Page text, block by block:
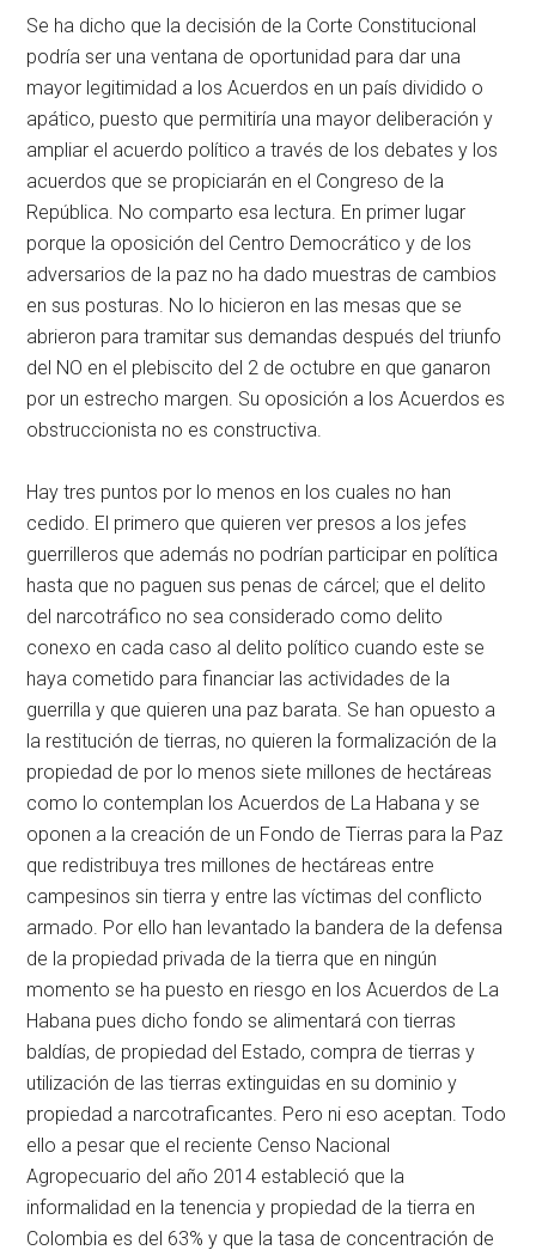
Se ha dicho que la decisión de la Corte Constitucional
podría ser una ventana de oportunidad para dar una
mayor legitimidad a los Acuerdos en un país dividido o
apático, puesto que permitiría una mayor deliberación y
ampliar el acuerdo político a través de los debates y los
acuerdos que se propiciarán en el Congreso de la
República. No comparto esa lectura. En primer lugar
porque la oposición del Centro Democrático y de los
adversarios de la paz no ha dado muestras de cambios
en sus posturas. No lo hicieron en las mesas que se
abrieron para tramitar sus demandas después del triunfo
del NO en el plebiscito del 2 de octubre en que ganaron
por un estrecho margen. Su oposición a los Acuerdos es
obstruccionista no es constructiva.
Hay tres puntos por lo menos en los cuales no han
cedido. El primero que quieren ver presos a los jefes
guerrilleros que además no podrían participar en política
hasta que no paguen sus penas de cárcel; que el delito
del narcotráfico no sea considerado como delito
conexo en cada caso al delito político cuando este se
haya cometido para financiar las actividades de la
guerrilla y que quieren una paz barata. Se han opuesto a
la restitución de tierras, no quieren la formalización de la
propiedad de por lo menos siete millones de hectáreas
como lo contemplan los Acuerdos de La Habana y se
oponen a la creación de un Fondo de Tierras para la Paz
que redistribuya tres millones de hectáreas entre
campesinos sin tierra y entre las víctimas del conflicto
armado. Por ello han levantado la bandera de la defensa
de la propiedad privada de la tierra que en ningún
momento se ha puesto en riesgo en los Acuerdos de La
Habana pues dicho fondo se alimentará con tierras
baldías, de propiedad del Estado, compra de tierras y
utilización de las tierras extinguidas en su dominio y
propiedad a narcotraficantes. Pero ni eso aceptan. Todo
ello a pesar que el reciente Censo Nacional
Agropecuario del año 2014 estableció que la
informalidad en la tenencia y propiedad de la tierra en
Colombia es del 63% y que la tasa de concentración de